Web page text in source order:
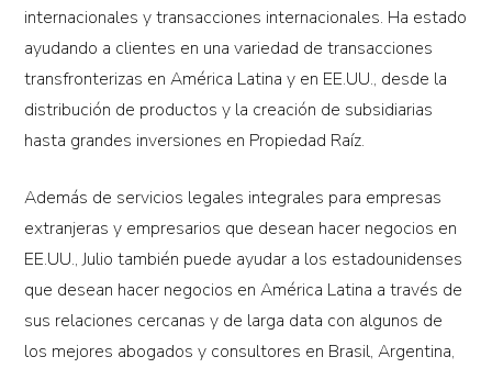
internacionales y transacciones internacionales. Ha estado
ayudando a clientes en una variedad de transacciones
transfronterizas en América Latina y en EE.UU., desde la
distribución de productos y la creación de subsidiarias
hasta grandes inversiones en Propiedad Raíz.
Además de servicios legales integrales para empresas
extranjeras y empresarios que desean hacer negocios en
EE.UU., Julio también puede ayudar a los estadounidenses
que desean hacer negocios en América Latina a través de
sus relaciones cercanas y de larga data con algunos de
los mejores abogados y consultores en Brasil, Argentina,